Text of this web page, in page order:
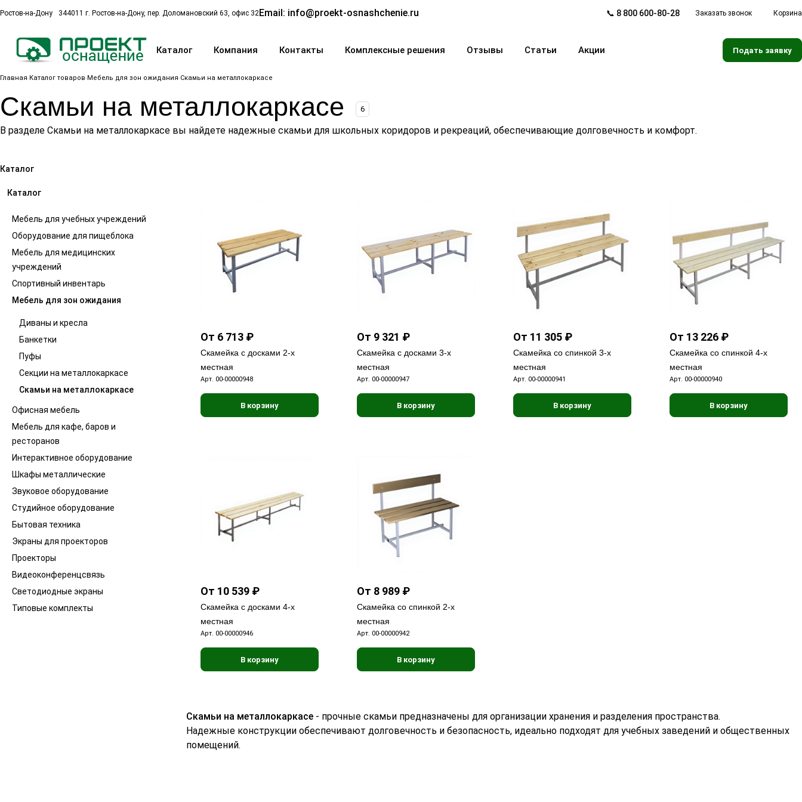
Ростов-на-Дону 344011 г. Ростов-на-Дону, пер. Доломановский 63, офис 32Email: info@proekt-osnashchenie.ru 📞 8 800 600-80-28 Заказать звонок Корзина
Каталог Компания Контакты Комплексные решения Отзывы Статьи Акции Подать заявку
Главная Каталог товаров Мебель для зон ожидания Скамьи на металлокаркасе
Скамьи на металлокаркасе 6
В разделе Скамьи на металлокаркасе вы найдете надежные скамьи для школьных коридоров и рекреаций, обеспечивающие долговечность и комфорт.
От 6 713 ₽
Скамейка с досками 2-х
местная
Арт. 00-00000948
В корзину
От 9 321 ₽
Скамейка с досками 3-х
местная
Арт. 00-00000947
В корзину
От 11 305 ₽
Скамейка со спинкой 3-х
местная
Арт. 00-00000941
В корзину
От 13 226 ₽
Скамейка со спинкой 4-х
местная
Арт. 00-00000940
В корзину
От 10 539 ₽
Скамейка с досками 4-х
местная
Арт. 00-00000946
В корзину
От 8 989 ₽
Скамейка со спинкой 2-х
местная
Арт. 00-00000942
В корзину
Скамьи на металлокаркасе - прочные скамьи предназначены для организации хранения и разделения пространства.
Надежные конструкции обеспечивают долговечность и безопасность, идеально подходят для учебных заведений и общественных
помещений.
Каталог
Каталог
Мебель для учебных учреждений
Оборудование для пищеблока
Мебель для медицинских
учреждений
Спортивный инвентарь
Мебель для зон ожидания
Диваны и кресла
Банкетки
Пуфы
Секции на металлокаркасе
Скамьи на металлокаркасе
Офисная мебель
Мебель для кафе, баров и
ресторанов
Интерактивное оборудование
Шкафы металлические
Звуковое оборудование
Студийное оборудование
Бытовая техника
Экраны для проекторов
Проекторы
Видеоконференцсвязь
Светодиодные экраны
Типовые комплекты